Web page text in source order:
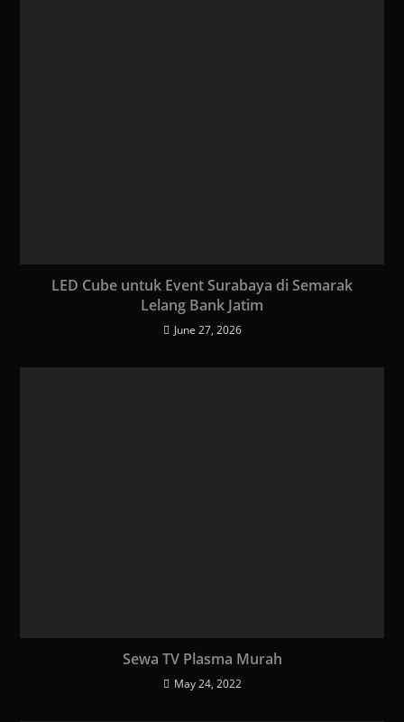
LED Cube untuk Event Surabaya di Semarak
Lelang Bank Jatim
June 27, 2026
Sewa TV Plasma Murah
May 24, 2022